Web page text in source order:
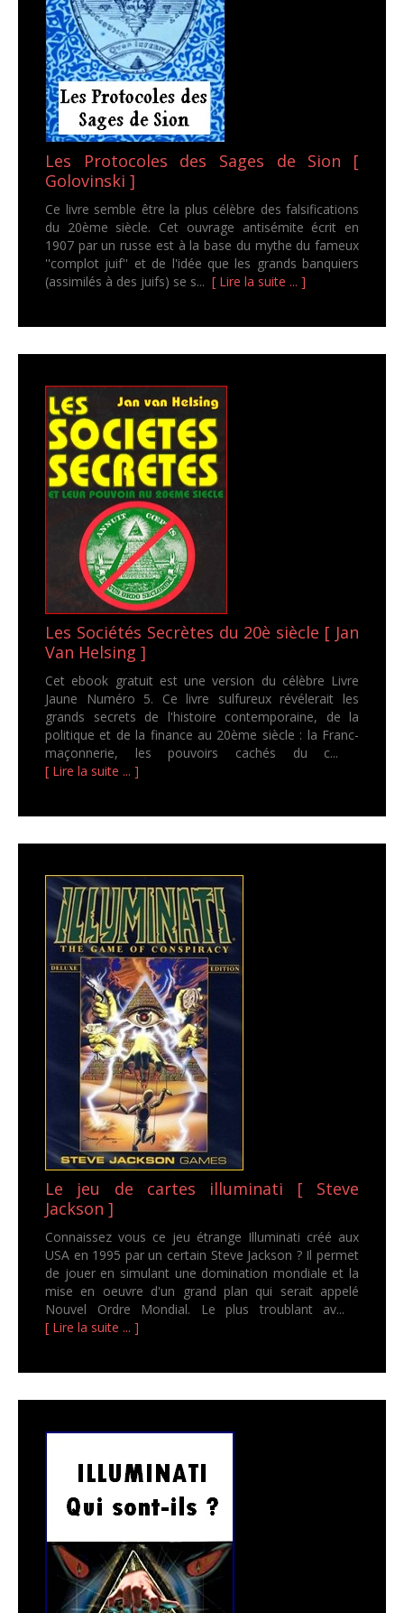
Les Protocoles des Sages de Sion [
Golovinski ]
Ce livre semble être la plus célèbre des falsifications
du 20ème siècle. Cet ouvrage antisémite écrit en
1907 par un russe est à la base du mythe du fameux
''complot juif'' et de l'idée que les grands banquiers
(assimilés à des juifs) se s... [ Lire la suite ... ]
Les Sociétés Secrètes du 20è siècle [ Jan
Van Helsing ]
Cet ebook gratuit est une version du célèbre Livre
Jaune Numéro 5. Ce livre sulfureux révélerait les
grands secrets de l'histoire contemporaine, de la
politique et de la finance au 20ème siècle : la Franc-
maçonnerie, les pouvoirs cachés du c...
[ Lire la suite ... ]
Le jeu de cartes illuminati [ Steve
Jackson ]
Connaissez vous ce jeu étrange Illuminati créé aux
USA en 1995 par un certain Steve Jackson ? Il permet
de jouer en simulant une domination mondiale et la
mise en oeuvre d'un grand plan qui serait appelé
Nouvel Ordre Mondial. Le plus troublant av...
[ Lire la suite ... ]